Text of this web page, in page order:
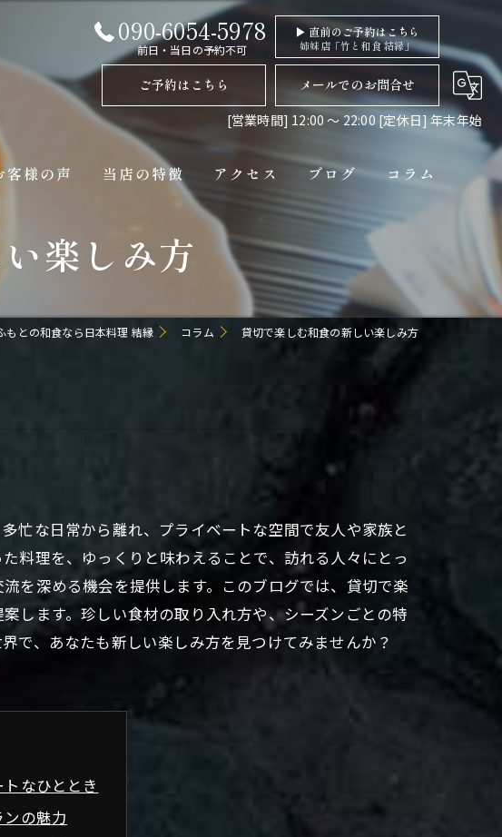
090-6054-5978
前日・当日の予約不可
▶ 直前のご予約はこちら
姉妹店「竹と和食 結縁」
ご予約はこちら
メールでのお問合せ
[営業時間] 12:00 〜 22:00 [定休日] 年末年始
客様の声 当店の特徴
ディナー
ペット連れ
アクセス ブログ コラム
楽しみ方
もとの和食なら日本料理 結縁 コラム 貸切で楽しむ和食の新しい楽しみ方
忙な日常から離れ、プライベートな空間で友人や家族と
料理を、ゆっくりと味わえることで、訪れる人々にとっ
を深める機会を提供します。このブログでは、貸切で楽
します。珍しい食材の取り入れ方や、シーズンごとの特
で、あなたも新しい楽しみ方を見つけてみませんか？
なひととき
の魅力